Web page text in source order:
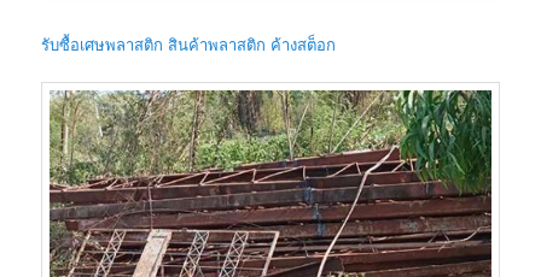
รับซื้อเศษพลาสติก สินค้าพลาสติก ค้างสต็อก